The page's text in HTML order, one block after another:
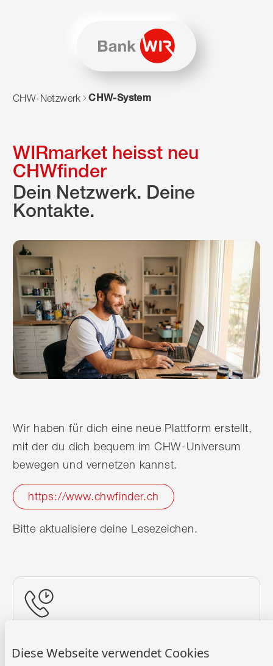
Diese Webseite verwendet Cookies
Zum Navigieren dieser Seite wird JavaScript benötigt.
CHW-Netzwerk CHW-System
WIRmarket heisst neu
CHWfinder
Dein Netzwerk. Deine
Kontakte.
Wir haben für dich eine neue Plattform erstellt,
mit der du dich bequem im CHW-Universum
bewegen und vernetzen kannst.
https://www.chwfinder.ch
Bitte aktualisiere deine Lesezeichen.